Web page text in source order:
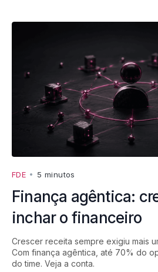
FDE • 5 minutos
Finança agêntica:
inchar o financeiro
Crescer receita sempre exigiu mais
Com finança agêntica, até 70% do
do time. Veja a conta.